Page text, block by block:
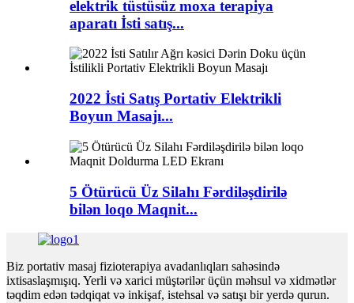
elektrik tüstüsüz moxa terapiya
aparatı İsti satış...
2022 İsti Satış Portativ Elektrikli
Boyun Masajı...
5 Ötürücü Üz Silahı Fərdiləşdirilə
bilən loqo Maqnit...
Biz portativ masaj fizioterapiya avadanlıqları sahəsində
ixtisaslaşmışıq. Yerli və xarici müştərilər üçün məhsul və xidmətlər
təqdim edən tədqiqat və inkişaf, istehsal və satışı bir yerdə qurun.